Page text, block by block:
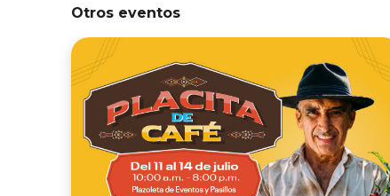
Otros eventos